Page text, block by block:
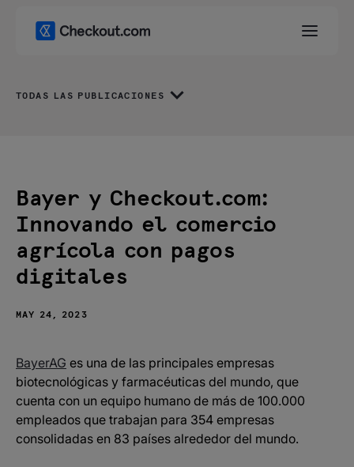
TODAS LAS PUBLICACIONES
Bayer y Checkout.com:
Innovando el comercio
agrícola con pagos
digitales
MAY 24, 2023
BayerAG es una de las principales empresas
biotecnológicas y farmacéuticas del mundo, que
cuenta con un equipo humano de más de 100.000
empleados que trabajan para 354 empresas
consolidadas en 83 países alrededor del mundo.